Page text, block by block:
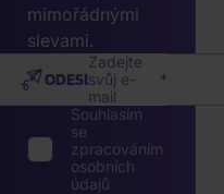
mimořádnými
slevami.
Zadejte
svůj e-
mail
ODESLAT
Souhlasím
se
zpracováním
osobních
údajů